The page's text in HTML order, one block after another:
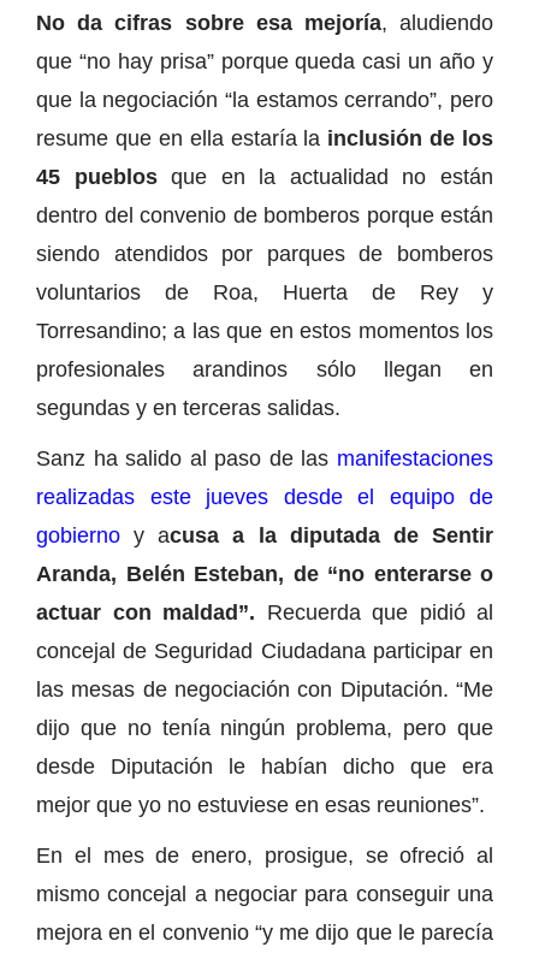
No da cifras sobre esa mejoría, aludiendo
que “no hay prisa” porque queda casi un año y
que la negociación “la estamos cerrando”, pero
resume que en ella estaría la inclusión de los
45 pueblosque en la actualidad no están
dentro del convenio de bomberos porque están
siendo atendidos por parques de bomberos
voluntarios de Roa, Huerta de Rey y
Torresandino; a las que en estos momentos los
profesionales arandinos sólo llegan en
segundas y en terceras salidas.
Sanz ha salido al paso de las manifestaciones
realizadas este jueves desde el equipo de
gobierno y acusa a la diputada de Sentir
Aranda, Belén Esteban, de “no enterarse o
actuar con maldad”. Recuerda que pidió al
concejal de Seguridad Ciudadana participar en
las mesas de negociación con Diputación. “Me
dijo que no tenía ningún problema, pero que
desde Diputación le habían dicho que era
mejor que yo no estuviese en esas reuniones”.
En el mes de enero, prosigue, se ofreció al
mismo concejal a negociar para conseguir una
mejora en el convenio “y me dijo que le parecía